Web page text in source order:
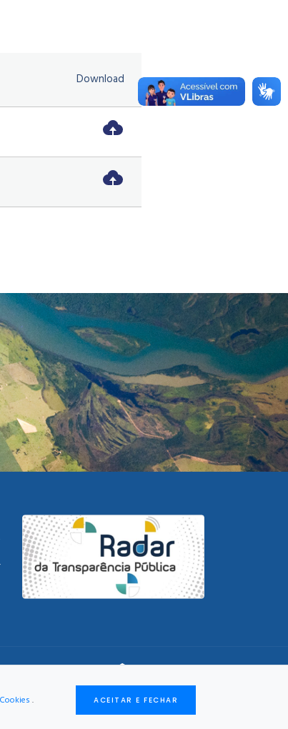
Download
. ACEITAR E FECHAR